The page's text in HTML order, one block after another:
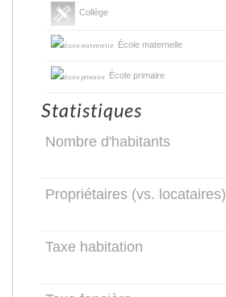
Collège
École maternelle
École primaire
Statistiques
Nombre d'habitants
Propriétaires (vs. locataires)
Taxe habitation